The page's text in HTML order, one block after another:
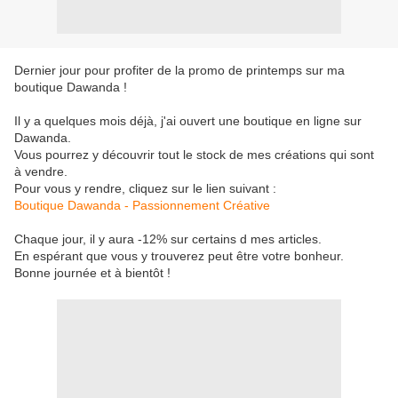
Dernier jour pour profiter de la promo de printemps sur ma
boutique Dawanda !
Il y a quelques mois déjà, j'ai ouvert une boutique en ligne sur
Dawanda.
Vous pourrez y découvrir tout le stock de mes créations qui sont
à vendre.
Pour vous y rendre, cliquez sur le lien suivant :
Boutique Dawanda - Passionnement Créative
Chaque jour, il y aura -12% sur certains d mes articles.
En espérant que vous y trouverez peut être votre bonheur.
Bonne journée et à bientôt !